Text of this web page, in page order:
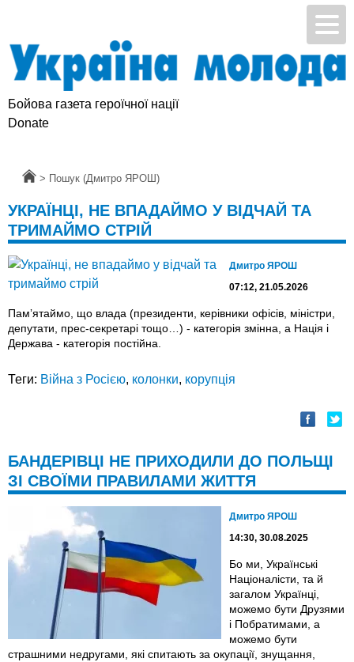
Бойова газета героїчної нації
Donate
Головна
> Пошук (Дмитро ЯРОШ)
УКРАЇНЦІ, НЕ ВПАДАЙМО У ВІДЧАЙ ТА
ТРИМАЙМО СТРІЙ
Дмитро ЯРОШ
07:12, 21.05.2026
Памʼятаймо, що влада (президенти, керівники офісів, міністри,
депутати, прес-секретарі тощо…) - категорія змінна, а Нація і
Держава - категорія постійна.
Теги: Війна з Росією, колонки, корупція
БАНДЕРІВЦІ НЕ ПРИХОДИЛИ ДО ПОЛЬЩІ
ЗІ СВОЇМИ ПРАВИЛАМИ ЖИТТЯ
Дмитро ЯРОШ
14:30, 30.08.2025
Бо ми, Українські
Націоналісти, та й
загалом Українці,
можемо бути Друзями
і Побратимами, а
можемо бути
страшними недругами, які спитають за окупації, знущання,